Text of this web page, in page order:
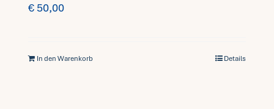
€ 50,00
In den Warenkorb Details